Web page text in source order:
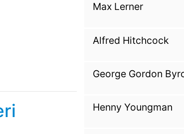
Max Lerner
Alfred Hitchcock
George Gordon
Henny Youngman